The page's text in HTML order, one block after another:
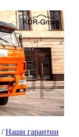
/Наши гарантии